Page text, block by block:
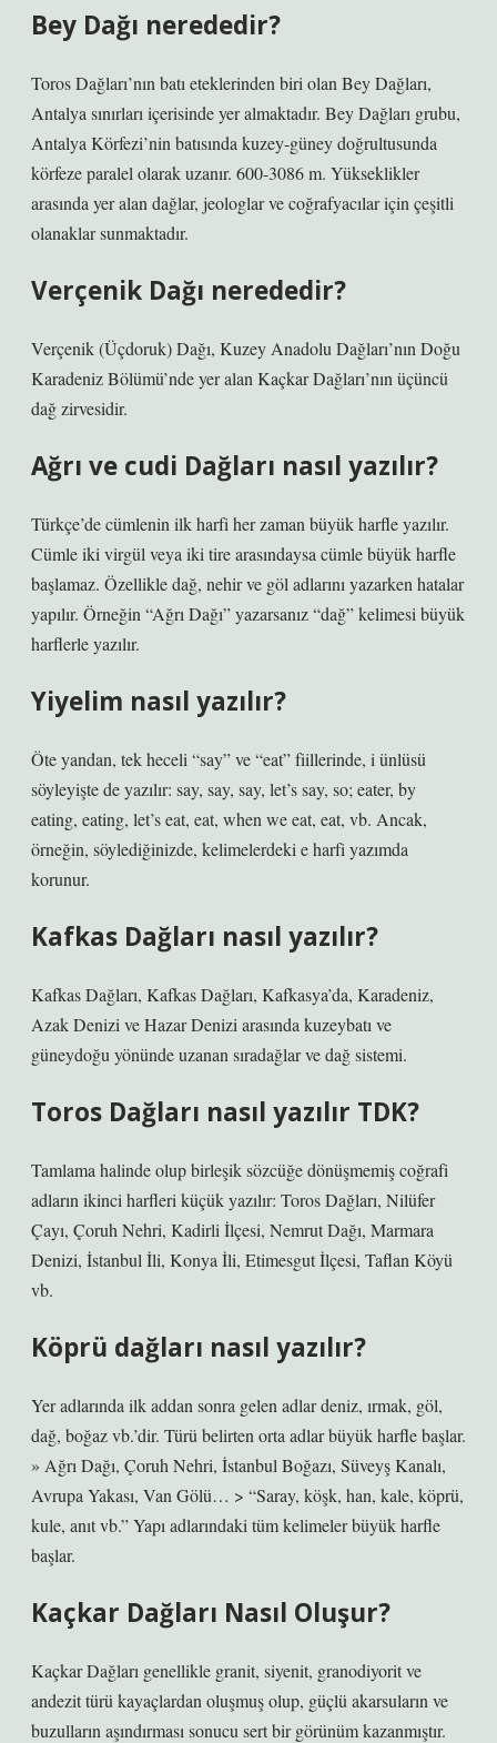
Bey Dağı nerededir?
Toros Dağları’nın batı eteklerinden biri olan Bey Dağları,
Antalya sınırları içerisinde yer almaktadır. Bey Dağları grubu,
Antalya Körfezi’nin batısında kuzey-güney doğrultusunda
körfeze paralel olarak uzanır. 600-3086 m. Yükseklikler
arasında yer alan dağlar, jeologlar ve coğrafyacılar için çeşitli
olanaklar sunmaktadır.
Verçenik Dağı nerededir?
Verçenik (Üçdoruk) Dağı, Kuzey Anadolu Dağları’nın Doğu
Karadeniz Bölümü’nde yer alan Kaçkar Dağları’nın üçüncü
dağ zirvesidir.
Ağrı ve cudi Dağları nasıl yazılır?
Türkçe’de cümlenin ilk harfi her zaman büyük harfle yazılır.
Cümle iki virgül veya iki tire arasındaysa cümle büyük harfle
başlamaz. Özellikle dağ, nehir ve göl adlarını yazarken hatalar
yapılır. Örneğin “Ağrı Dağı” yazarsanız “dağ” kelimesi büyük
harflerle yazılır.
Yiyelim nasıl yazılır?
Öte yandan, tek heceli “say” ve “eat” fiillerinde, i ünlüsü
söyleyişte de yazılır: say, say, say, let’s say, so; eater, by
eating, eating, let’s eat, eat, when we eat, eat, vb. Ancak,
örneğin, söylediğinizde, kelimelerdeki e harfi yazımda
korunur.
Kafkas Dağları nasıl yazılır?
Kafkas Dağları, Kafkas Dağları, Kafkasya’da, Karadeniz,
Azak Denizi ve Hazar Denizi arasında kuzeybatı ve
güneydoğu yönünde uzanan sıradağlar ve dağ sistemi.
Toros Dağları nasıl yazılır TDK?
Tamlama halinde olup birleşik sözcüğe dönüşmemiş coğrafi
adların ikinci harfleri küçük yazılır: Toros Dağları, Nilüfer
Çayı, Çoruh Nehri, Kadirli İlçesi, Nemrut Dağı, Marmara
Denizi, İstanbul İli, Konya İli, Etimesgut İlçesi, Taflan Köyü
vb.
Köprü dağları nasıl yazılır?
Yer adlarında ilk addan sonra gelen adlar deniz, ırmak, göl,
dağ, boğaz vb.’dir. Türü belirten orta adlar büyük harfle başlar.
» Ağrı Dağı, Çoruh Nehri, İstanbul Boğazı, Süveyş Kanalı,
Avrupa Yakası, Van Gölü… > “Saray, köşk, han, kale, köprü,
kule, anıt vb.” Yapı adlarındaki tüm kelimeler büyük harfle
başlar.
Kaçkar Dağları Nasıl Oluşur?
Kaçkar Dağları genellikle granit, siyenit, granodiyorit ve
andezit türü kayaçlardan oluşmuş olup, güçlü akarsuların ve
buzulların aşındırması sonucu sert bir görünüm kazanmıştır.